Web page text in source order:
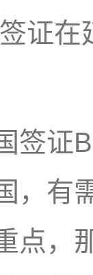
证在
签证
，有
点，